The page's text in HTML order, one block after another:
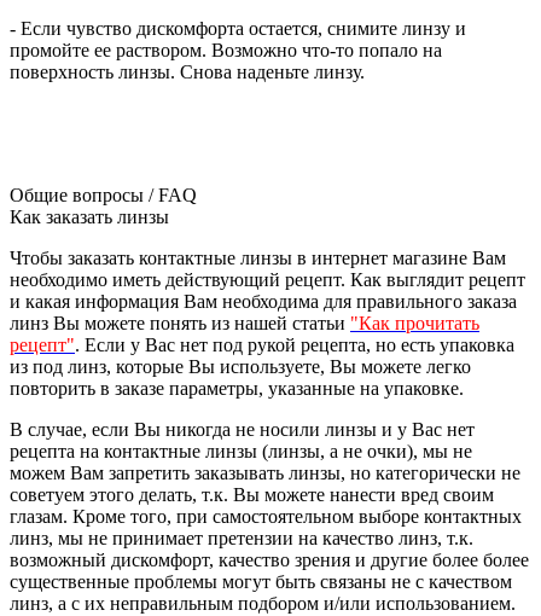
- Если чувство дискомфорта остается, снимите линзу и
промойте ее раствором. Возможно что-то попало на
поверхность линзы. Снова наденьте линзу.
Общие вопросы / FAQ
Как заказать линзы
Чтобы заказать контактные линзы в интернет магазине Вам
необходимо иметь действующий рецепт. Как выглядит рецепт
и какая информация Вам необходима для правильного заказа
линз Вы можете понять из нашей статьи "Как прочитать
рецепт". Если у Вас нет под рукой рецепта, но есть упаковка
из под линз, которые Вы используете, Вы можете легко
повторить в заказе параметры, указанные на упаковке.
В случае, если Вы никогда не носили линзы и у Вас нет
рецепта на контактные линзы (линзы, а не очки), мы не
можем Вам запретить заказывать линзы, но категорически не
советуем этого делать, т.к. Вы можете нанести вред своим
глазам. Кроме того, при самостоятельном выборе контактных
линз, мы не принимает претензии на качество линз, т.к.
возможный дискомфорт, качество зрения и другие более более
существенные проблемы могут быть связаны не с качеством
линз, а с их неправильным подбором и/или использованием.